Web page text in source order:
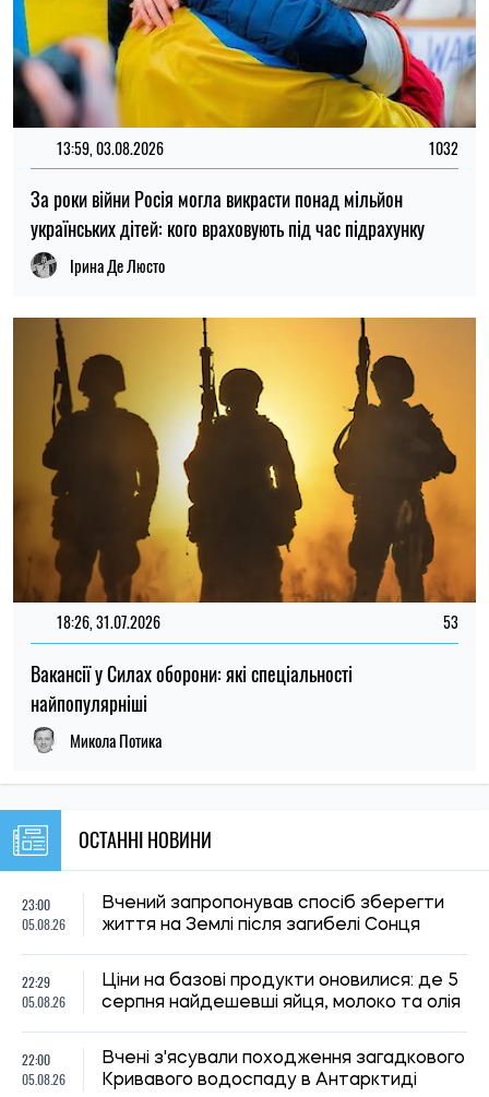
18:26, 31.07.2026
найпопулярніші
Микола Потика
ОСТАННІ НОВИНИ
05.08.26
Вчений запропонував спосіб зберегти
життя на Землі після загибелі Сонця
22:29
05.08.26
Ціни на базові продукти оновилися: де 5
серпня найдешевші яйця, молоко та олія
22:00
05.08.26
Вчені з'ясували походження загадкового
Кривавого водоспаду в Антарктиді
05.08.26
Кличко відзвітував по підготовк удо зими:
Знахідка в Іспанії допомогла
наблизитися до розгадки походження
людини
20:28
05.08.26
Понаднормовий стаж збільшує пенсію:
хто у серпні отримає доплату
20:00
05.08.26
Вчені виявили рибу, яка виглядає як
морський коник, але не є ним